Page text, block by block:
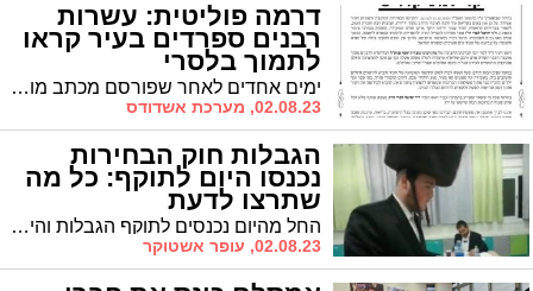
דרמה פוליטית: עשרות
רבנים ספרדים בעיר קראו
לתמוך בלסרי
ימים אחדים לאחר שפורסם מכתב מועצת חכמי התורה של ש"ס בעד תמיכה ביו"ר ש"ס המקומי אבי אמסלם לראשות העיר, מתפרסם היום מכתב החתום בידי עשרות רבנים ספרדיים מקומיים הקוראים להצביע לראש העיר ד"ר לסרי * עוד חושף 'אשדודס': בקרוב יפורסמו חתימותיהם של שניים מחברי מועצת חכמי התורה של ש"ס התומכים בד"ר לסרי
02.08.23, מערכת אשדודס
הגבלות חוק הבחירות
נכנסו היום לתוקף: כל מה
שתרצו לדעת
החל מהיום נכנסים לתוקף הגבלות והיתרים שקיימים בחוק הבחירות. רוני סאיג עושה לכם סדר בכל מה שנכנס לתוקף
02.08.23, עופר אשטוקר